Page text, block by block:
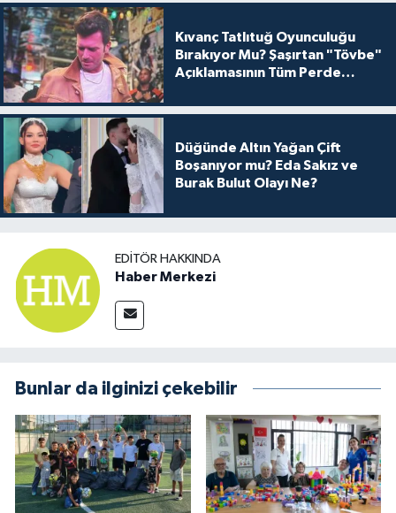
Kıvanç Tatlıtuğ Oyunculuğu
Bırakıyor Mu? Şaşırtan "Tövbe"
Açıklamasının Tüm Perde
Düğünde Altın Yağan Çift
Boşanıyor mu? Eda Sakız ve
Burak Bulut Olayı Ne?
EDITÖR HAKKINDA
Haber Merkezi
Bunlar da ilginizi çekebilir